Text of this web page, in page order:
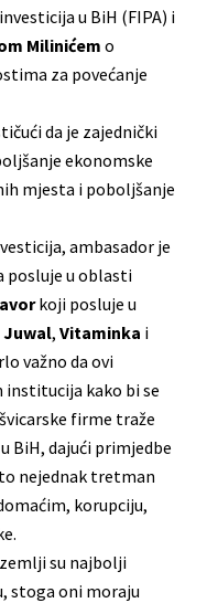
u BiH (FIPA) i
Milinićem o
za povećanje
da je zajednički
ekonomske
mjesta i poboljšanje
ambasador je
posluje u oblasti
koji posluje u
Juwal,Vitaminka i
važno da ovi
kako bi se
firme traže
BiH, dajući primjedbe
nejednak tretman
korupciju,
su najbolji
stoga oni moraju